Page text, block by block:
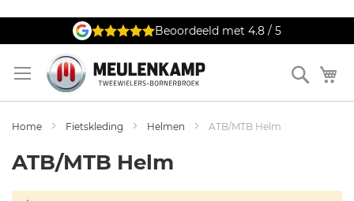
naar
inhoud
Beoordeeld met 4.8 / 5
Zoek
Home Fietskleding Helmen ATB/MTB Helm
ATB/MTB Helm